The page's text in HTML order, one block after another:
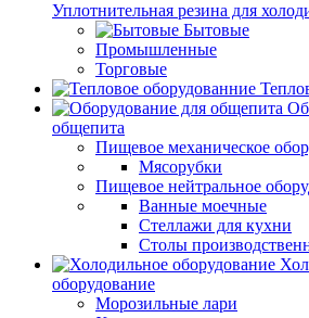
Уплотнительная резина для
Бытовые
Промышленные
Торговые
общепита
Пищевое механическое
Мясорубки
Пищевое нейтральное
Ванные моечные
Стеллажи для кухни
Столы
оборудование
Морозильные лари